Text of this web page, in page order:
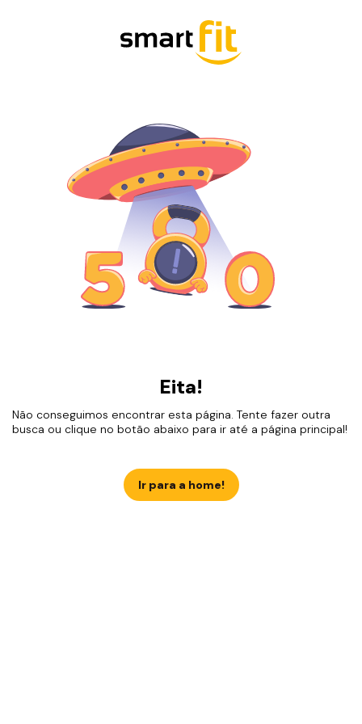
Eita!
Não conseguimos encontrar esta página. Tente fazer outra
busca ou clique no botão abaixo para ir até a página principal!
Ir para a home!